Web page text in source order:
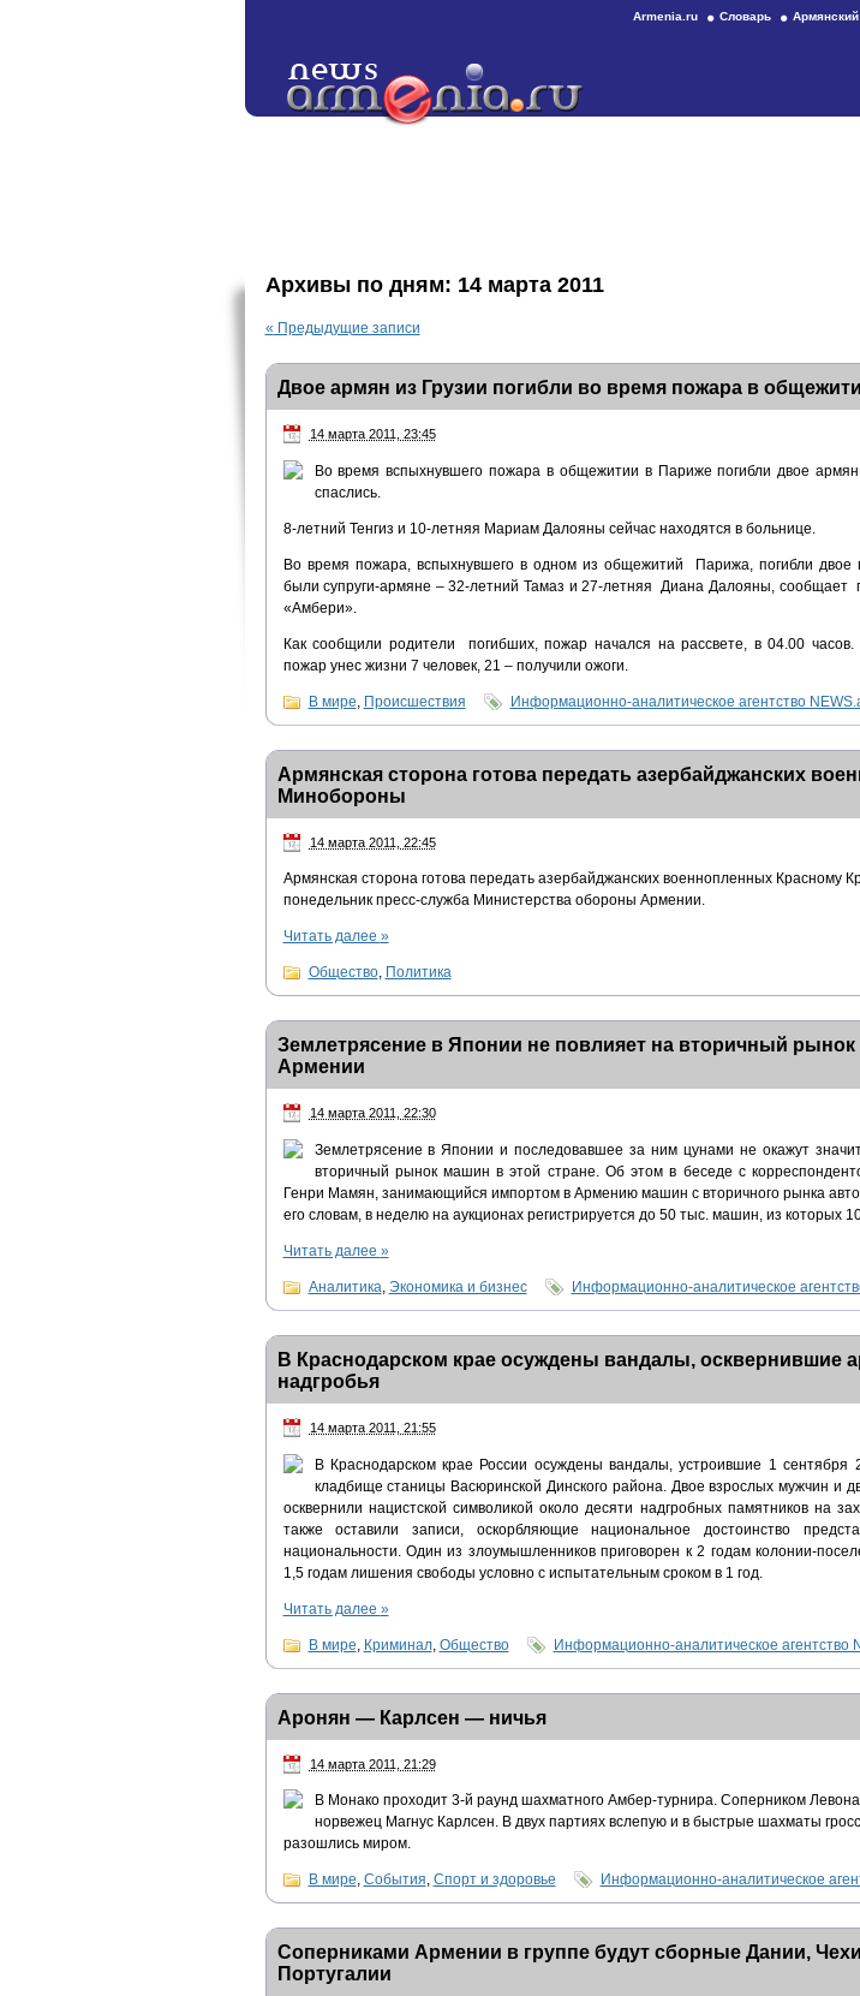
Armenia.ru Словарь
Архивы по дням: 14 марта 2011
« Предыдущие записи
Двое армян из Грузии погибли во время пожара в
14 марта 2011, 23:45
Во время вспыхнувшего пожара в общежитии в Париже погибли двое
спаслись.
8-летний Тенгиз и 10-летняя Мариам Далояны сейчас находятся в больнице.
Во время пожара, вспыхнувшего в одном из общежитий Парижа, погибли двое
были супруги-армяне – 32-летний Тамаз и 27-летняя Диана Далояны, сообщает
«Амбери».
Как сообщили родители погибших, пожар начался на рассвете, в 04.00
пожар унес жизни 7 человек, 21 – получили ожоги.
В мире Происшествия Информационно-аналитическое агентство
Армянская сторона готова передать азербайджанских
Минобороны
14 марта 2011, 22:45
Армянская сторона готова передать азербайджанских военнопленных Красному
понедельник пресс-служба Министерства обороны Армении.
Читать далее »
Общество, Политика
Землетрясение в Японии не повлияет на вторичный
Армении
14 марта 2011, 22:30
Землетрясение в Японии и последовавшее за ним цунами не окажут
вторичный рынок машин в этой стране. Об этом в беседе с
Генри Мамян, занимающийся импортом в Армению машин с вторичного рынка
его словам, в неделю на аукционах регистрируется до 50 тыс. машин, из которых
Читать далее »
Аналитика, Экономика и бизнес Информационно-аналитическое
В Краснодарском крае осуждены вандалы, осквернившие
надгробья
14 марта 2011, 21:55
В Краснодарском крае России осуждены вандалы, устроившие 1 сентября
кладбище станицы Васюринской Динского района. Двое взрослых мужчин и
осквернили нацистской символикой около десяти надгробных памятников на
также оставили записи, оскорбляющие национальное достоинство
национальности. Один из злоумышленников приговорен к 2 годам колонии-
1,5 годам лишения свободы условно с испытательным сроком в 1 год.
Читать далее »
В мире Криминал, Общество Информационно-аналитическое агентство
Аронян — Карлсен — ничья
14 марта 2011, 21:29
В Монако проходит 3-й раунд шахматного Амбер-турнира. Соперником
норвежец Магнус Карлсен. В двух партиях вслепую и в быстрые шахматы
разошлись миром.
В мире, События, Спорт и здоровье Информационно-аналитическое
Соперниками Армении в группе будут сборные Дании,
Португалии